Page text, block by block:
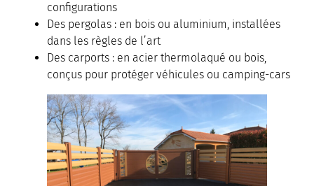
configurations
Des pergolas : en bois ou aluminium, installées
dans les règles de l’art
Des carports : en acier thermolaqué ou bois,
conçus pour protéger véhicules ou camping-cars